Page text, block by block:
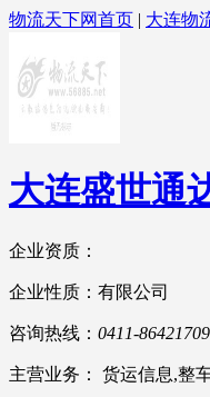
物流天下网首页 | 大连物
大连盛世通
企业资质：
企业性质：有限公司
咨询热线： 0411-
主营业务： 货运信息,整